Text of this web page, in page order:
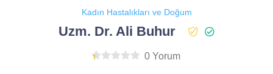
Kadın Hastalıkları ve Doğum
Uzm. Dr. Ali Buhur
0 Yorum